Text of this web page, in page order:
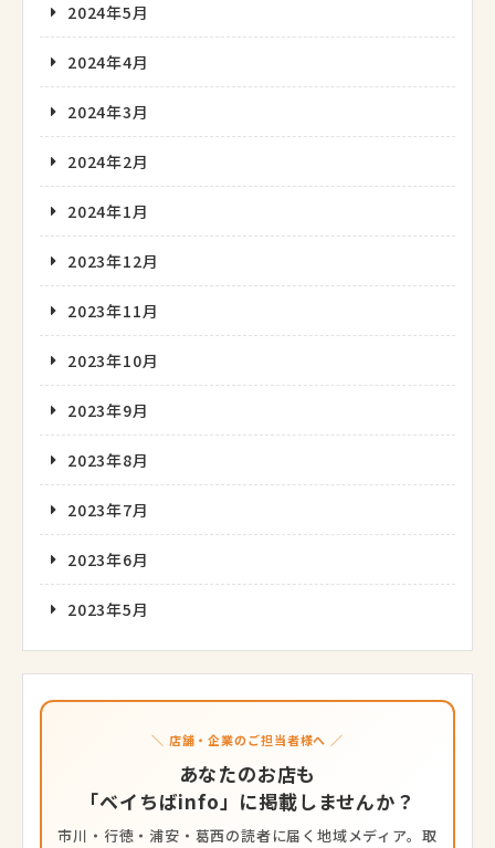
2024年5月
2024年4月
2024年3月
2024年2月
2024年1月
2023年12月
2023年11月
2023年10月
2023年9月
2023年8月
2023年7月
2023年6月
2023年5月
＼ 店舗・企業のご担当者様へ ／
あなたのお店も
「ベイちばinfo」に掲載しませんか？
市川・行徳・浦安・葛西の読者に届く地域メディア。取